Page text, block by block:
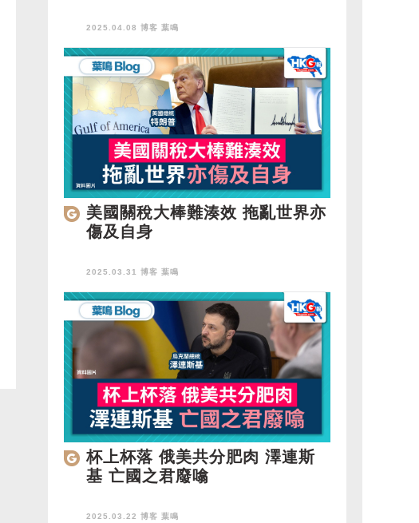
2025.04.08 博客 葉鳴
美國關稅大棒難湊效 拖亂世界亦
傷及自身
2025.03.31 博客 葉鳴
杯上杯落 俄美共分肥肉 澤連斯
基 亡國之君廢噏
2025.03.22 博客 葉鳴